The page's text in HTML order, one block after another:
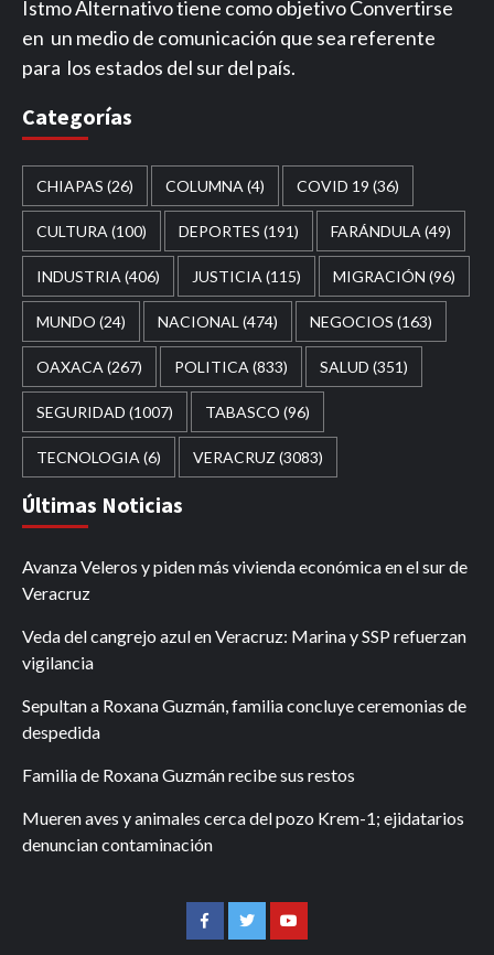
Istmo Alternativo tiene como objetivo Convertirse
en un medio de comunicación que sea referente
para los estados del sur del país.
Categorías
CHIAPAS (26) COLUMNA(4) COVID 19 (36)
CULTURA(100) DEPORTES (191) FARÁNDULA(49)
INDUSTRIA(406) JUSTICIA(115) MIGRACIÓN (96)
MUNDO (24) NACIONAL(474) NEGOCIOS (163)
OAXACA(267) POLITICA(833) SALUD (351)
SEGURIDAD (1007) TABASCO (96)
TECNOLOGIA(6) VERACRUZ (3083)
Últimas Noticias
Avanza Veleros y piden más vivienda económica en el sur de
Veracruz
Veda del cangrejo azul en Veracruz: Marina y SSP refuerzan
vigilancia
Sepultan a Roxana Guzmán, familia concluye ceremonias de
despedida
Familia de Roxana Guzmán recibe sus restos
Mueren aves y animales cerca del pozo Krem-1; ejidatarios
denuncian contaminación
FacebookTwitterYoutube